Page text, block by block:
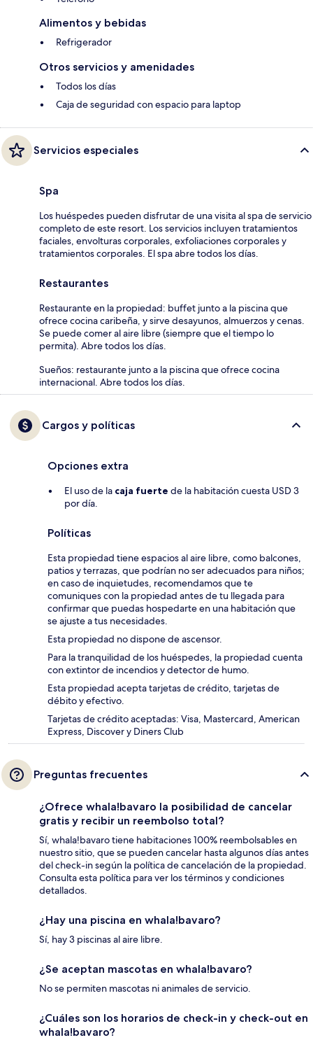
Alimentos y bebidas
Refrigerador
Otros servicios y amenidades
Todos los días
Caja de seguridad con espacio para laptop
Servicios especiales
Spa
Los huéspedes pueden disfrutar de una visita al spa de servicio
completo de este resort. Los servicios incluyen tratamientos
faciales, envolturas corporales, exfoliaciones corporales y
tratamientos corporales. El spa abre todos los días.
Restaurantes
Restaurante en la propiedad: buffet junto a la piscina que
ofrece cocina caribeña, y sirve desayunos, almuerzos y cenas.
Se puede comer al aire libre (siempre que el tiempo lo
permita). Abre todos los días.
Sueños: restaurante junto a la piscina que ofrece cocina
internacional. Abre todos los días.
Cargos y políticas
Opciones extra
El uso de la caja fuerte de la habitación cuesta USD 3
por día.
Políticas
Esta propiedad tiene espacios al aire libre, como balcones,
patios y terrazas, que podrían no ser adecuados para niños;
en caso de inquietudes, recomendamos que te
comuniques con la propiedad antes de tu llegada para
confirmar que puedas hospedarte en una habitación que
se ajuste a tus necesidades.
Esta propiedad no dispone de ascensor.
Para la tranquilidad de los huéspedes, la propiedad cuenta
con extintor de incendios y detector de humo.
Esta propiedad acepta tarjetas de crédito, tarjetas de
débito y efectivo.
Tarjetas de crédito aceptadas: Visa, Mastercard, American
Express, Discover y Diners Club
Preguntas frecuentes
¿Ofrece whala!bavaro la posibilidad de cancelar
gratis y recibir un reembolso total?
Sí, whala!bavaro tiene habitaciones 100% reembolsables en
nuestro sitio, que se pueden cancelar hasta algunos días antes
del check-in según la política de cancelación de la propiedad.
Consulta esta política para ver los términos y condiciones
detallados.
¿Hay una piscina en whala!bavaro?
Sí, hay 3 piscinas al aire libre.
¿Se aceptan mascotas en whala!bavaro?
No se permiten mascotas ni animales de servicio.
¿Cuáles son los horarios de check-in y check-out en
whala!bavaro?